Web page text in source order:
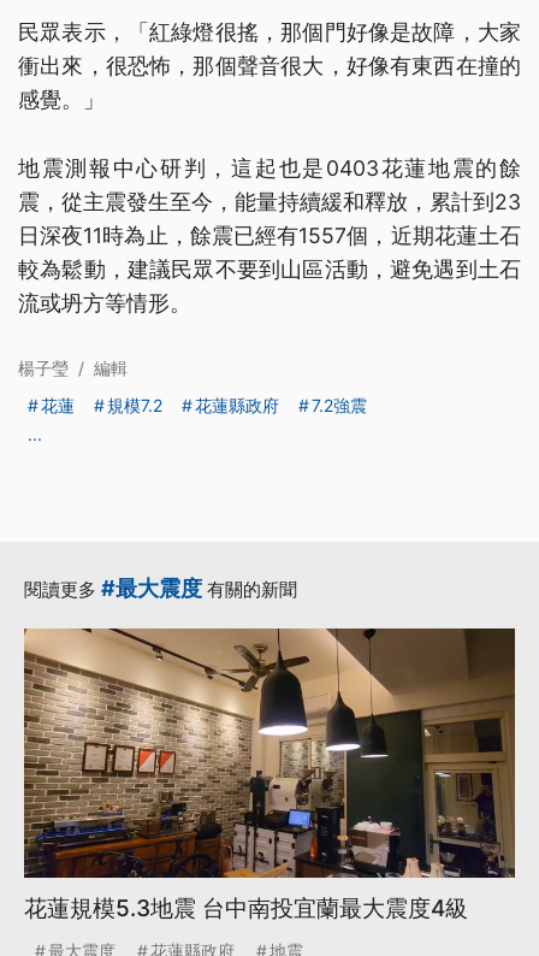
民眾表示，「紅綠燈很搖，那個門好像是故障，大家
衝出來，很恐怖，那個聲音很大，好像有東西在撞的
感覺。」
地震測報中心研判，這起也是0403花蓮地震的餘
震，從主震發生至今，能量持續緩和釋放，累計到23
日深夜11時為止，餘震已經有1557個，近期花蓮土石
較為鬆動，建議民眾不要到山區活動，避免遇到土石
流或坍方等情形。
楊子瑩 / 編輯
花蓮
規模7.2 花蓮縣政府
7.2強震
...
閱讀更多 #最大震度 有關的新聞
花蓮規模5.3地震 台中南投宜蘭最大震度4級
最大震度 花蓮縣政府 地震